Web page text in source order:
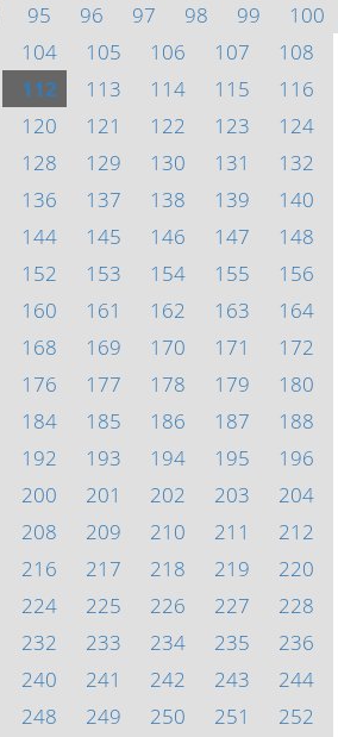
95 96 97 98 99
100
104 105 106 107
108
112 113 114 115
116
120 121 122 123
124
128 129 130 131
132
136 137 138 139
140
144 145 146 147
148
152 153 154 155
156
160 161 162 163
164
168 169 170 171
172
176 177 178 179
180
184 185 186 187
188
192 193 194 195
196
200 201 202 203
204
208 209 210 211
212
216 217 218 219
220
224 225 226 227
228
232 233 234 235
236
240 241 242 243
244
248 249 250 251
252